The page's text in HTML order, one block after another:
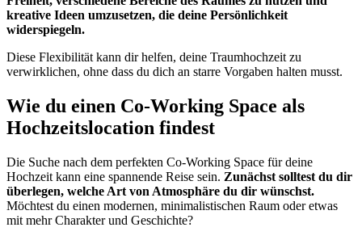
kreative Ideen umzusetzen, die deine Persönlichkeit
widerspiegeln.
Diese Flexibilität kann dir helfen, deine Traumhochzeit zu
verwirklichen, ohne dass du dich an starre Vorgaben halten musst.
Wie du einen Co-Working Space als
Hochzeitslocation findest
Die Suche nach dem perfekten Co-Working Space für deine
Hochzeit kann eine spannende Reise sein. Zunächst solltest du dir
überlegen, welche Art von Atmosphäre du dir wünschst.
Möchtest du einen modernen, minimalistischen Raum oder etwas
mit mehr Charakter und Geschichte?